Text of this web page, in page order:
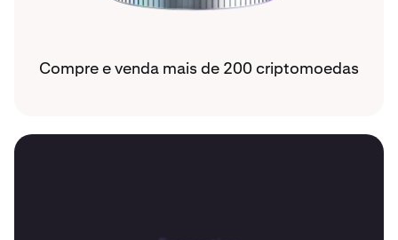
Compre e venda mais de 200 criptomoedas